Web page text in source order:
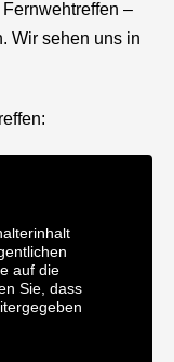
–
Wir sehen uns in
auf die
Sie, dass